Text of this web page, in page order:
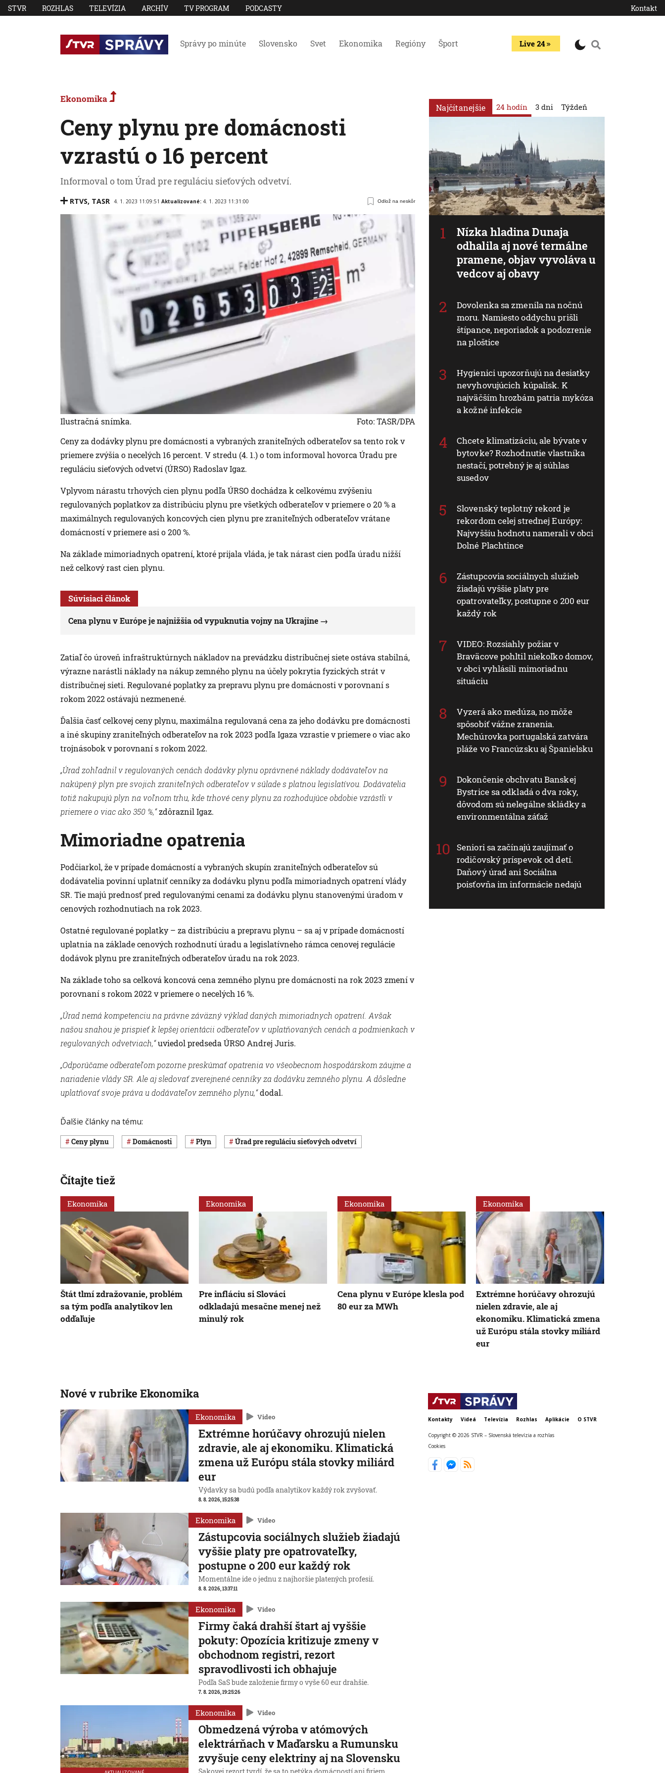
STVR ROZHLAS TELEVÍZIA ARCHÍV TV PROGRAM PODCASTY Kontakt
Správy po minúte Slovensko Svet Ekonomika Regióny Šport Live 24
Ekonomika
Ceny plynu pre domácnosti
vzrastú o 16 percent
Informoval o tom Úrad pre reguláciu sieťových odvetví.
RTVS, TASR 4. 1. 2023 11:09:51 Aktualizované: 4. 1. 2023 11:31:00 Odlož na neskôr
Ilustračná snímka.
Foto: TASR/DPA
Ceny za dodávky plynu pre domácnosti a vybraných zraniteľných odberateľov sa tento rok v
priemere zvýšia o necelých 16 percent. V stredu (4. 1.) o tom informoval hovorca Úradu pre
reguláciu sieťových odvetví (ÚRSO) Radoslav Igaz.
Vplyvom nárastu trhových cien plynu podľa ÚRSO dochádza k celkovému zvýšeniu
regulovaných poplatkov za distribúciu plynu pre všetkých odberateľov v priemere o 20 % a
maximálnych regulovaných koncových cien plynu pre zraniteľných odberateľov vrátane
domácností v priemere asi o 200 %.
Na základe mimoriadnych opatrení, ktoré prijala vláda, je tak nárast cien podľa úradu nižší
než celkový rast cien plynu.
Súvisiaci článok
Cena plynu v Európe je najnižšia od vypuknutia vojny na Ukrajine
Zatiaľ čo úroveň infraštruktúrnych nákladov na prevádzku distribučnej siete ostáva stabilná,
výrazne narástli náklady na nákup zemného plynu na účely pokrytia fyzických strát v
distribučnej sieti. Regulované poplatky za prepravu plynu pre domácnosti v porovnaní s
rokom 2022 ostávajú nezmenené.
Ďalšia časť celkovej ceny plynu, maximálna regulovaná cena za jeho dodávku pre domácnosti
a iné skupiny zraniteľných odberateľov na rok 2023 podľa Igaza vzrastie v priemere o viac ako
trojnásobok v porovnaní s rokom 2022.
„Úrad zohľadnil v regulovaných cenách dodávky plynu oprávnené náklady dodávateľov na
nakúpený plyn pre svojich zraniteľných odberateľov v súlade s platnou legislatívou. Dodávatelia
totiž nakupujú plyn na voľnom trhu, kde trhové ceny plynu za rozhodujúce obdobie vzrástli v
priemere o viac ako 350 %,“zdôraznil Igaz.
Mimoriadne opatrenia
Podčiarkol, že v prípade domácností a vybraných skupín zraniteľných odberateľov sú
dodávatelia povinní uplatniť cenníky za dodávku plynu podľa mimoriadnych opatrení vlády
SR. Tie majú prednosť pred regulovanými cenami za dodávku plynu stanovenými úradom v
cenových rozhodnutiach na rok 2023.
Ostatné regulované poplatky – za distribúciu a prepravu plynu – sa aj v prípade domácností
uplatnia na základe cenových rozhodnutí úradu a legislatívneho rámca cenovej regulácie
dodávok plynu pre zraniteľných odberateľov úradu na rok 2023.
Na základe toho sa celková koncová cena zemného plynu pre domácnosti na rok 2023 zmení v
porovnaní s rokom 2022 v priemere o necelých 16 %.
„Úrad nemá kompetenciu na právne záväzný výklad daných mimoriadnych opatrení. Avšak
našou snahou je prispieť k lepšej orientácii odberateľov v uplatňovaných cenách a podmienkach v
regulovaných odvetviach,“uviedol predseda ÚRSO Andrej Juris.
„Odporúčame odberateľom pozorne preskúmať opatrenia vo všeobecnom hospodárskom záujme a
nariadenie vlády SR. Ale aj sledovať zverejnené cenníky za dodávku zemného plynu. A dôsledne
uplatňovať svoje práva u dodávateľov zemného plynu,“dodal.
Ďalšie články na tému:
ceny plynu domácnosti plyn Úrad pre reguláciu sieťových odvetví
Najčítanejšie 24 hodín
Nízka hladina Dunaja
odhalila aj nové termálne
pramene, objav vyvoláva u
vedcov aj obavy
Dovolenka sa zmenila na nočnú
moru. Namiesto oddychu prišli
štípance, neporiadok a podozrenie
na ploštice
Hygienici upozorňujú na desiatky
nevyhovujúcich kúpalísk. K
najväčším hrozbám patria mykóza
a kožné infekcie
Chcete klimatizáciu, ale bývate v
bytovke? Rozhodnutie vlastníka
nestačí, potrebný je aj súhlas
susedov
Slovenský teplotný rekord je
rekordom celej strednej Európy:
Najvyššiu hodnotu namerali v obci
Dolné Plachtince
Zástupcovia sociálnych služieb
žiadajú vyššie platy pre
opatrovateľky, postupne o 200 eur
každý rok
VIDEO: Rozsiahly požiar v
Braväcove pohltil niekoľko domov,
v obci vyhlásili mimoriadnu
situáciu
Vyzerá ako medúza, no môže
spôsobiť vážne zranenia.
Mechúrovka portugalská zatvára
pláže vo Francúzsku aj Španielsku
Dokončenie obchvatu Banskej
Bystrice sa odkladá o dva roky,
dôvodom sú nelegálne skládky a
environmentálna záťaž
Seniori sa začínajú zaujímať o
rodičovský príspevok od detí.
Daňový úrad ani Sociálna
poisťovňa im informácie nedajú
3 dni Týždeň
Čítajte tiež
Ekonomika
Štát tlmí zdražovanie, problém
sa tým podľa analytikov len
odďaľuje
Ekonomika
Pre infláciu si Slováci
odkladajú mesačne menej než
minulý rok
Ekonomika
Cena plynu v Európe klesla pod
80 eur za MWh
Ekonomika
Extrémne horúčavy ohrozujú
nielen zdravie, ale aj
ekonomiku. Klimatická zmena
už Európu stála stovky miliárd
eur
Nové v rubrike Ekonomika
Ekonomika Video
Extrémne horúčavy ohrozujú nielen
zdravie, ale aj ekonomiku. Klimatická
zmena už Európu stála stovky miliárd
eur
Výdavky sa budú podľa analytikov každý rok zvyšovať.
8. 8. 2026, 15:25:38
Ekonomika Video
Zástupcovia sociálnych služieb žiadajú
vyššie platy pre opatrovateľky,
postupne o 200 eur každý rok
Momentálne ide o jednu z najhoršie platených profesií.
8. 8. 2026, 13:37:11
Ekonomika Video
Firmy čaká drahší štart aj vyššie
pokuty: Opozícia kritizuje zmeny v
obchodnom registri, rezort
spravodlivosti ich obhajuje
Podľa SaS bude založenie firmy o vyše 60 eur drahšie.
7. 8. 2026, 19:25:26
Ekonomika Video
Obmedzená výroba v atómových
elektrárňach v Maďarsku a Rumunsku
zvyšuje ceny elektriny aj na Slovensku
Kontakty Videá Televízia Rozhlas Aplikácie O STVR
Copyright © 2026 STVR – Slovenská televízia a rozhlas
Cookies